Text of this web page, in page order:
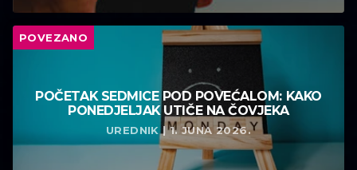
POVEZANO
POČETAK SEDMICE POD POVEĆALOM: KAKO
PONEDJELJAK UTIČE NA ČOVJEKA
UREDNIK | 1. JUNA 2026.